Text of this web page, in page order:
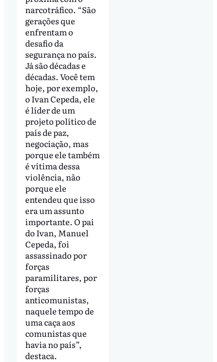
narcotráfico. “São
gerações que
enfrentam o
desafio da
segurança no país.
Já são décadas e
décadas. Você tem
hoje, por exemplo,
o Ivan Cepeda, ele
é líder de um
projeto político de
país de paz,
negociação, mas
porque ele também
é vítima dessa
violência, não
porque ele
entendeu que isso
era um assunto
importante. O pai
do Ivan, Manuel
Cepeda, foi
assassinado por
forças
paramilitares, por
forças
anticomunistas,
naquele tempo de
uma caça aos
comunistas que
havia no país”,
destaca.